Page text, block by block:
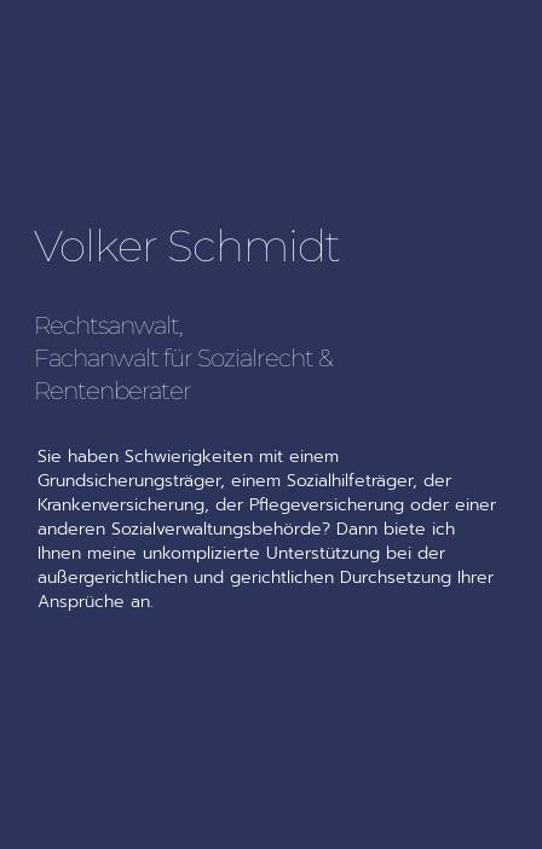
Volker Schmidt
Rechtsanwalt,
Fachanwalt für Sozialrecht &
Rentenberater
Sie haben Schwierigkeiten mit einem
Grundsicherungsträger, einem Sozialhilfeträger, der
Krankenversicherung, der Pflegeversicherung oder einer
anderen Sozialverwaltungsbehörde? Dann biete ich
Ihnen meine unkomplizierte Unterstützung bei der
außergerichtlichen und gerichtlichen Durchsetzung Ihrer
Ansprüche an.